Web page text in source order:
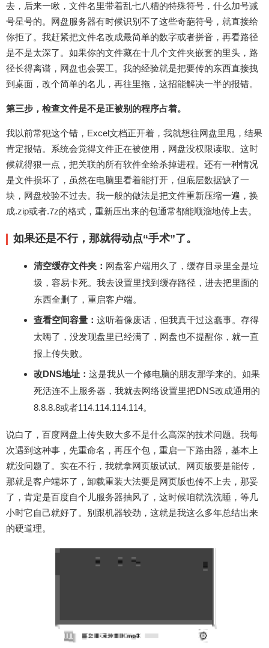
去，后来一瞅，文件名里带着乱七八糟的特殊符号，什么加号减
号星号的。网盘服务器有时候识别不了这些奇葩符号，就直接给
你拒了。我赶紧把文件名改成最简单的数字或者拼音，再看路径
是不是太深了。如果你的文件藏在十几个文件夹嵌套的里头，路
径长得离谱，网盘也会罢工。我的经验就是把要传的东西直接拽
到桌面，改个简单的名儿，再往里拖，这招能解决一半的报错。
第三步，检查文件是不是正被别的程序占着。
我以前常犯这个错，Excel文档正开着，我就想往网盘里甩，结果
肯定报错。系统会觉得文件正在被使用，网盘没权限读取。这时
候就得狠一点，把关联的所有软件全给杀掉进程。还有一种情况
是文件损坏了，虽然在电脑里看着能打开，但底层数据缺了一
块，网盘校验不过去。我一般的做法是把文件重新压缩一遍，换
成.zip或者.7z的格式，重新压出来的包通常都能顺溜地传上去。
如果还是不行，那就得动点“手术”了。
清空缓存文件夹： 网盘客户端用久了，缓存目录里全是垃
圾，容易卡死。我去设置里找到缓存路径，进去把里面的
东西全删了，重启客户端。
查看空间容量： 这听着像废话，但我真干过这蠢事。存得
太嗨了，没发现盘里已经满了，网盘也不提醒你，就一直
报上传失败。
改DNS地址： 这是我从一个修电脑的朋友那学来的。如果
死活连不上服务器，我就去网络设置里把DNS改成通用的
8.8.8.8或者114.114.114.114。
说白了，百度网盘上传失败大多不是什么高深的技术问题。我每
次遇到这种事，先重命名，再压个包，重启一下路由器，基本上
就没问题了。实在不行，我就拿网页版试试。网页版要是能传，
那就是客户端坏了，卸载重装大法要是网页版也传不上去，那妥
了，肯定是百度自个儿服务器抽风了，这时候咱就洗洗睡，等几
小时它自己就好了。别跟机器较劲，这就是我这么多年总结出来
的硬道理。